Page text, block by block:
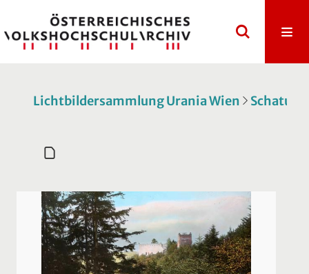
Lichtbildersammlung Urania Wien Schatulle